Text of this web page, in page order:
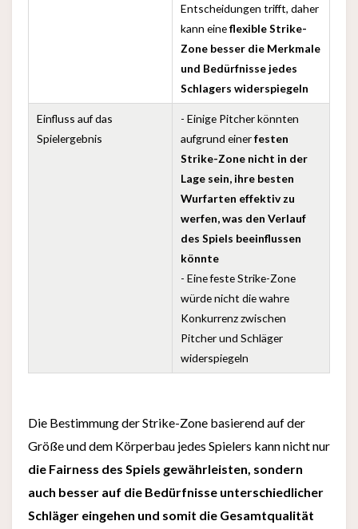
Entscheidungen trifft, daher
kann eineflexible Strike-
Zone besser die Merkmale
und Bedürfnisse jedes
Schlagers widerspiegeln
Einfluss auf das
Spielergebnis
- Einige Pitcher könnten
aufgrund einerfesten
Strike-Zone nicht in der
Lage sein, ihre besten
Wurfarten effektiv zu
werfen, was den Verlauf
des Spiels beeinflussen
könnte
- Eine feste Strike-Zone
würde nicht die wahre
Konkurrenz zwischen
Pitcher und Schläger
widerspiegeln
Die Bestimmung der Strike-Zone basierend auf der
Größe und dem Körperbau jedes Spielers kann nicht nur
die Fairness des Spiels gewährleisten, sondern
auch besser auf die Bedürfnisse unterschiedlicher
Schläger eingehen und somit die Gesamtqualität